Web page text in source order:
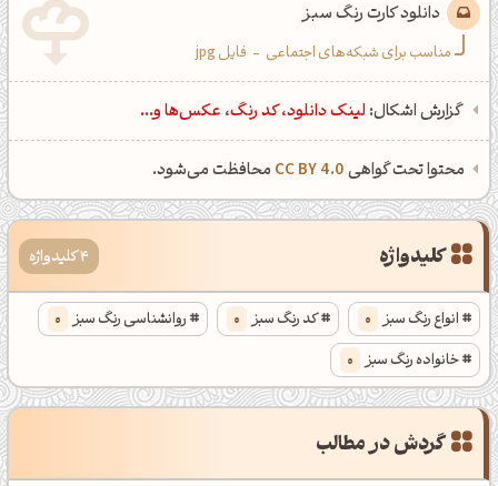
دانلود کارت رنگ سبز
مناسب برای شبکه‌های اجتماعی - فایل jpg
گزارش اشکال: لینک دانلود، کد رنگ، عکس‌ها و...
محتوا تحت گواهیCC BY 4.0 محافظت می‌شود.
کلیدواژه 4 کلیدواژه
انواع رنگ سبز 0 کد رنگ سبز 0 روانشناسی رنگ سبز 0
خانواده رنگ سبز 0
گردش در مطالب